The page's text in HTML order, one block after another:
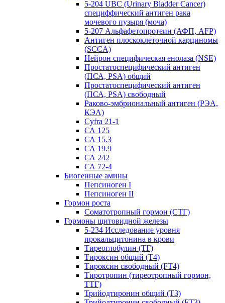
5-204 UBC (Urinary Bladder Cancer)
специффический антиген рака
мочевого пузыря (моча)
5-207 Альфафетопротеин (АФП, AFP)
Антиген плоскоклеточной карциномы
(SCCA)
Нейрон специфическая енолаза (NSE)
Простатоспецифический антиген
(ПСА, PSA) общий
Простатоспецифический антиген
(ПСА, PSA) свободный
Раково-эмбриональный антиген (РЭА,
КЭА)
Сyfra 21-1
СА 125
СА 15.3
СА 19.9
СА 242
СА 72-4
Биогенные амины
Пепсиноген I
Пепсиноген II
Гормон роста
Соматотропный гормон (СТГ)
Гормоны щитовидной железы
5-234 Исследование уровня
прокальцитонина в крови
Тиреоглобулин (ТГ)
Тироксин общий (Т4)
Тироксин свободный (FT4)
Тиротропин (тиреотропный гормон,
ТТГ)
Трийодтиронин общий (Т3)